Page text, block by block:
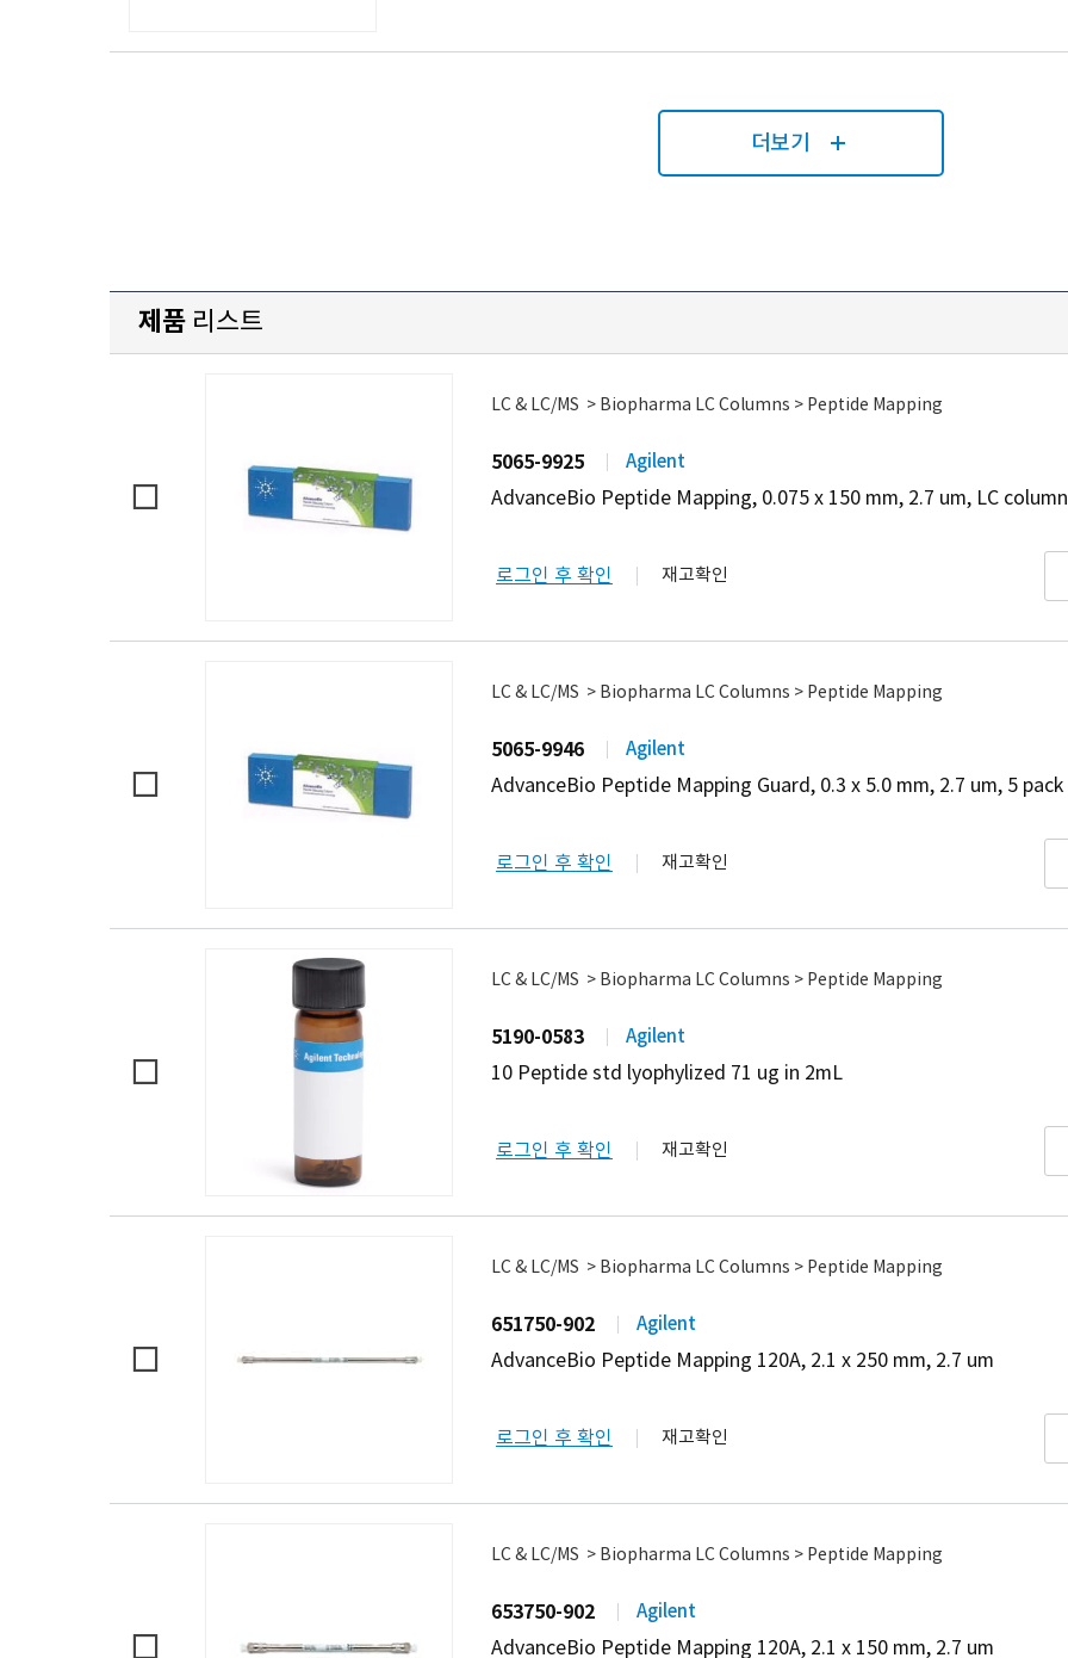
더보기
제품 리스트
LC & LC/MS > Biopharma LC Columns > Peptide Mapping
5065-9925 Agilent
AdvanceBio Peptide Mapping, 0.075 x 150 mm, 2.7 um, LC column
로그인 후 확인 재고확인
LC & LC/MS > Biopharma LC Columns > Peptide Mapping
5065-9946 Agilent
AdvanceBio Peptide Mapping Guard, 0.3 x 5.0 mm, 2.7 um, 5 pack
로그인 후 확인 재고확인
LC & LC/MS > Biopharma LC Columns > Peptide Mapping
5190-0583 Agilent
10 Peptide std lyophylized 71 ug in 2mL
로그인 후 확인 재고확인
LC & LC/MS > Biopharma LC Columns > Peptide Mapping
651750-902 Agilent
AdvanceBio Peptide Mapping 120A, 2.1 x 250 mm, 2.7 um
로그인 후 확인 재고확인
LC & LC/MS > Biopharma LC Columns > Peptide Mapping
653750-902 Agilent
AdvanceBio Peptide Mapping 120A, 2.1 x 150 mm, 2.7 um